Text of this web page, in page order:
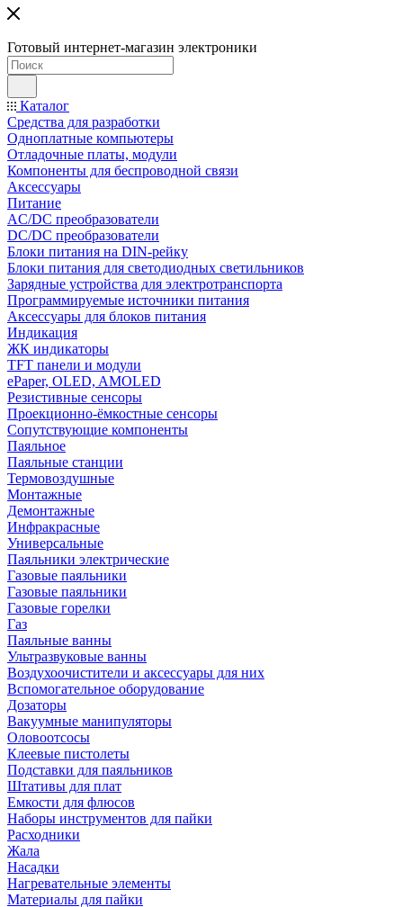
Готовый интернет-магазин электроники
Каталог
Средства для разработки
Одноплатные компьютеры
Отладочные платы, модули
Компоненты для беспроводной связи
Аксессуары
Питание
AC/DC преобразователи
DC/DC преобразователи
Блоки питания на DIN-рейку
Блоки питания для светодиодных светильников
Зарядные устройства для электротранспорта
Программируемые источники питания
Аксессуары для блоков питания
Индикация
ЖК индикаторы
TFT панели и модули
ePaper, OLED, AMOLED
Резистивные сенсоры
Проекционно-ёмкостные сенсоры
Сопутствующие компоненты
Паяльное
Паяльные станции
Термовоздушные
Монтажные
Демонтажные
Инфракрасные
Универсальные
Паяльники электрические
Газовые паяльники
Газовые паяльники
Газовые горелки
Газ
Паяльные ванны
Ультразвуковые ванны
Воздухоочистители и аксессуары для них
Вспомогательное оборудование
Дозаторы
Вакуумные манипуляторы
Оловоотсосы
Клеевые пистолеты
Подставки для паяльников
Штативы для плат
Емкости для флюсов
Наборы инструментов для пайки
Расходники
Жала
Насадки
Нагревательные элементы
Материалы для пайки